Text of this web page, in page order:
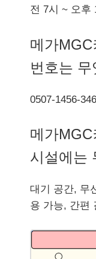
전 7시 ~ 오후
메가
번호는
0507-1456-
메가MGC
시설에는
대기 공간, 무
용 가능, 간편